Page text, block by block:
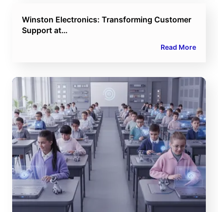
Winston Electronics: Transforming Customer
Support at…
Read More